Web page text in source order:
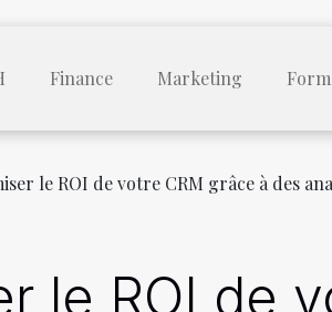
Finance Marketing
le ROI de votre CRM grâce à des
le ROI de